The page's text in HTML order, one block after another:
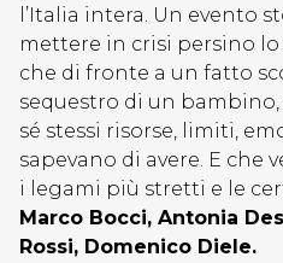
l’Italia intera. Un evento
mettere in crisi persino
che di fronte a un fatto
sequestro di un
sé stessi risorse, limiti,
sapevano di avere. E che
i legami più stretti e le
Marco Bocci, Antonia
Rossi, Domenico Diele.